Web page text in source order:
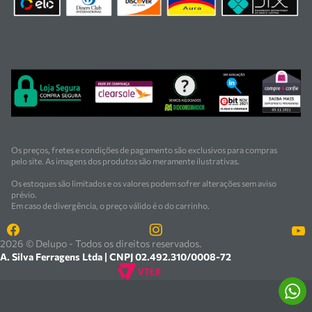
Os preços, fretes e condições de pagamento são exclusivos para compras
pelo site. As imagens dos produtos são meramente ilustrativas.
Os estoques são limitados e os valores podem sofrer alterações sem aviso
prévio.
Em caso de divergência, o preço válido é o do carrinho.
2026 © Delupo - Todos os direitos reservados.
A. Silva Ferragens Ltda | CNPJ 02.492.310/0008-72